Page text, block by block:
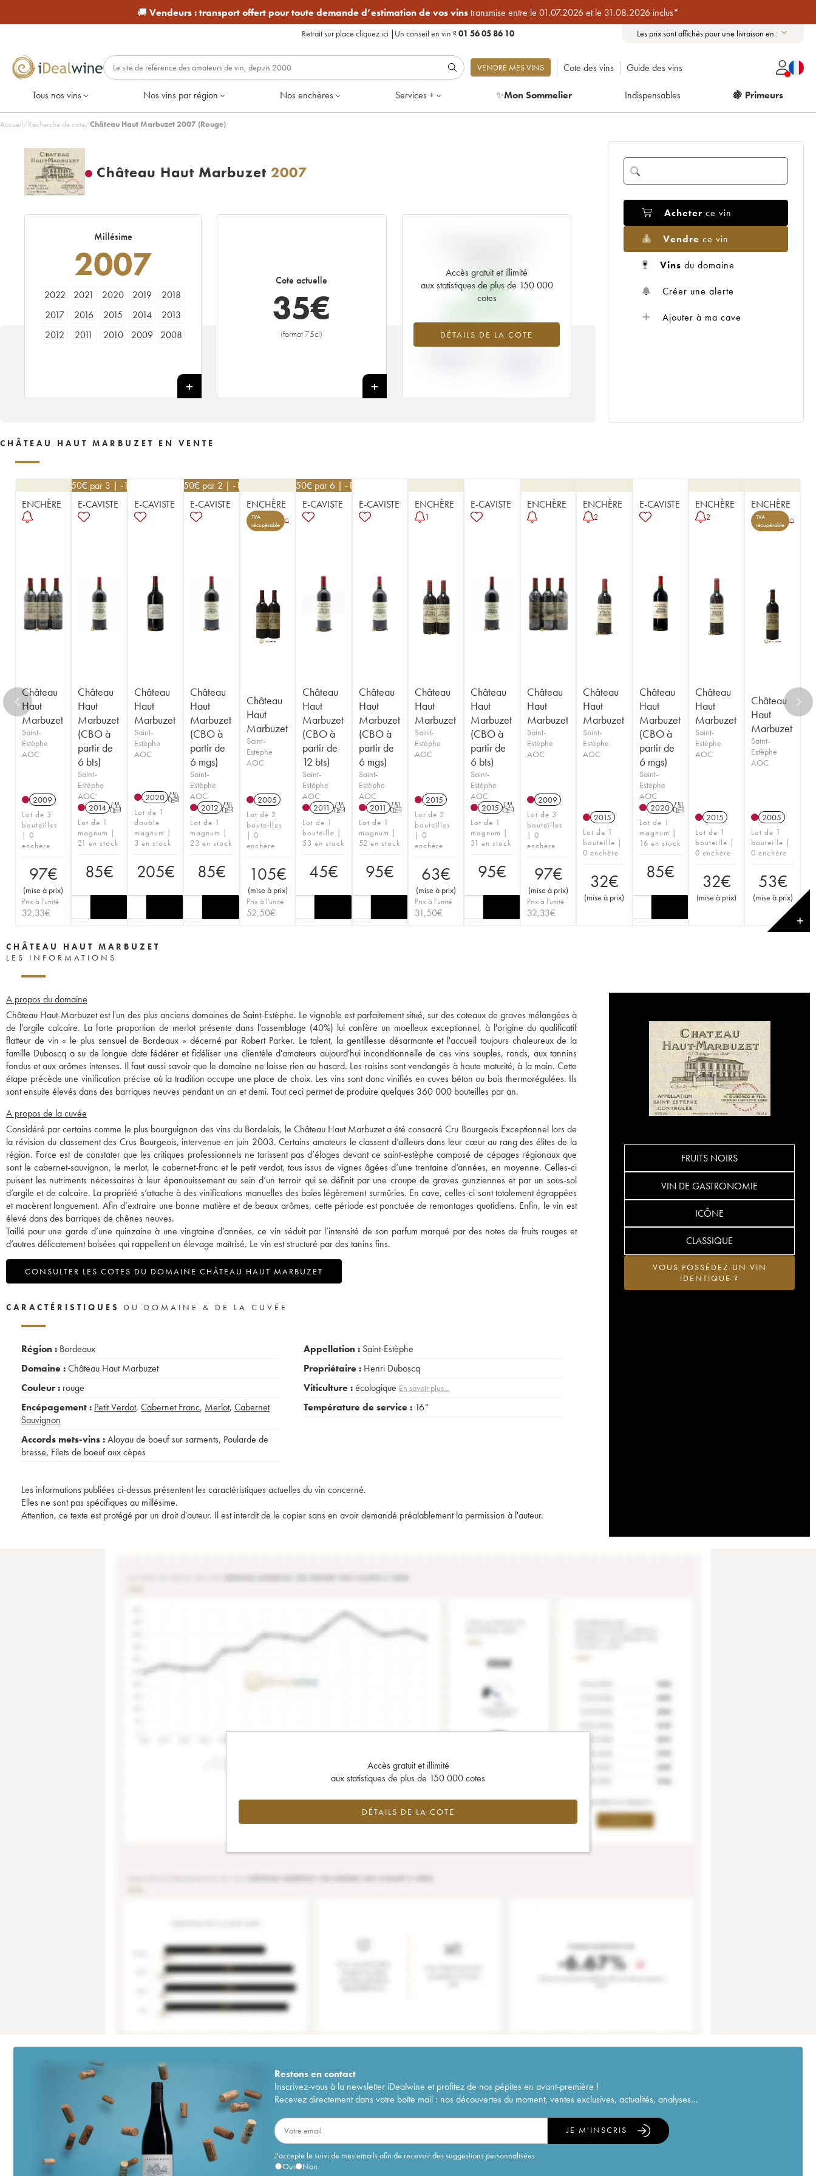
🚚 Vendeurs :transport offert pour toute demande d’estimation de vos vinstransmise entre le 01.07.2026 et le 31.08.2026 inclus*
Retrait sur place cliquez ici | Un conseil en vin ?01 56 05 86 10 Les prix sont affichés pour une livraison en :
VENDRE MES VINS Cote des vins Guide des vins
Tous nos vins Nos vins par région Nos enchères Services + ✨Mon Sommelier Indispensables 🍇 Primeurs
Accueil/Recherche de cote/Château Haut Marbuzet 2007 (Rouge)
Château Haut Marbuzet 2007
Millésime
2007
2022 2021 2020 2019
2018
2017
2016 2015 2014
2013
2012
2011 2010 2009
2008
1998
1997
1996 1995 1994
1993
1972
1971 1970
1965 1962
Cote actuelle
35€
(format 75cl)
+
Accès gratuit et illimité
aux statistiques de plus de 150 000
cotes
DÉTAILS DE LA COTE
32€
+8.13% 0%
Acheter ce vin
Vendre ce vin
Vins du domaine
Créer une alerte
Ajouter à ma cave
CHÂTEAU HAUT MARBUZET EN VENTE
ENCHÈRE
Château
Haut
Marbuzet
Saint-
Estèphe
AOC
2009
Lot de 3
bouteilles
| 0
enchère
97€
(mise à prix)
Prix à l'unité
32,33€
76,50€ par 3 | -10%
E-CAVISTE
Château
Haut
Marbuzet
(CBO à
partir de
6 bts)
Saint-
Estèphe
AOC
2014 T
Lot de 1
magnum |
21 en stock
85€
E-CAVISTE
Château
Haut
Marbuzet
Saint-
Estèphe
AOC
2020 T
Lot de 1
double
magnum |
3 en stock
205€
76,50€ par 2 | -10%
E-CAVISTE
Château
Haut
Marbuzet
(CBO à
partir de
6 mgs)
Saint-
Estèphe
AOC
2012 T
Lot de 1
magnum |
23 en stock
85€
ENCHÈRE
TVA
récupérable
Château
Haut
Marbuzet
Saint-
Estèphe
AOC
2005
Lot de 2
bouteilles
| 0
enchère
105€
(mise à prix)
Prix à l'unité
52,50€
40,50€ par 6 | -10%
E-CAVISTE
Château
Haut
Marbuzet
(CBO à
partir de
12 bts)
Saint-
Estèphe
AOC
2011 T
Lot de 1
bouteille |
53 en stock
45€
E-CAVISTE
Château
Haut
Marbuzet
(CBO à
partir de
6 mgs)
Saint-
Estèphe
AOC
2011 T
Lot de 1
magnum |
52 en stock
95€
ENCHÈRE
1
Château
Haut
Marbuzet
Saint-
Estèphe
AOC
2015
Lot de 2
bouteilles
| 0
enchère
63€
(mise à prix)
Prix à l'unité
31,50€
E-CAVISTE
Château
Haut
Marbuzet
(CBO à
partir de
6 bts)
Saint-
Estèphe
AOC
2015 T
Lot de 1
magnum |
31 en stock
95€
ENCHÈRE
Château
Haut
Marbuzet
Saint-
Estèphe
AOC
2009
Lot de 3
bouteilles
| 0
enchère
97€
(mise à prix)
Prix à l'unité
32,33€
ENCHÈRE
2
Château
Haut
Marbuzet
Saint-
Estèphe
AOC
2015
Lot de 1
bouteille |
0 enchère
32€
(mise à prix)
E-CAVISTE
Château
Haut
Marbuzet
(CBO à
partir de
6 mgs)
Saint-
Estèphe
AOC
2020 T
Lot de 1
magnum |
16 en stock
85€
ENCHÈRE
2
Château
Haut
Marbuzet
Saint-
Estèphe
AOC
2015
Lot de 1
bouteille |
0 enchère
32€
(mise à prix)
ENCHÈRE
TVA
récupérable
Château
Haut
Marbuzet
Saint-
Estèphe
AOC
2005
Lot de 1
bouteille |
0 enchère
53€
(mise à prix)
✕
CHÂTEAU HAUT MARBUZET
LES INFORMATIONS
A propos du domaine
Château Haut-Marbuzet est l'un des plus anciens domaines de Saint-Estèphe. Le vignoble est parfaitement situé, sur des coteaux de graves mélangées à
de l'argile calcaire. La forte proportion de merlot présente dans l'assemblage (40%) lui confère un moelleux exceptionnel, à l'origine du qualificatif
flatteur de vin « le plus sensuel de Bordeaux » décerné par Robert Parker. Le talent, la gentillesse désarmante et l'accueil toujours chaleureux de la
famille Duboscq a su de longue date fédérer et fidéliser une clientèle d'amateurs aujourd'hui inconditionnelle de ces vins souples, ronds, aux tannins
fondus et aux arômes intenses. Il faut aussi savoir que le domaine ne laisse rien au hasard. Les raisins sont vendangés à haute maturité, à la main. Cette
étape précède une vinification précise où la tradition occupe une place de choix. Les vins sont donc vinifiés en cuves béton ou bois thermorégulées. Ils
sont ensuite élevés dans des barriques neuves pendant un an et demi. Tout ceci permet de produire quelques 360 000 bouteilles par an.
A propos de la cuvée
Considéré par certains comme le plus bourguignon des vins du Bordelais, le Château Haut Marbuzet a été consacré Cru Bourgeois Exceptionnel lors de
la révision du classement des Crus Bourgeois, intervenue en juin 2003. Certains amateurs le classent d’ailleurs dans leur cœur au rang des élites de la
région. Force est de constater que les critiques professionnels ne tarissent pas d’éloges devant ce saint-estèphe composé de cépages régionaux que
sont le cabernet-sauvignon, le merlot, le cabernet-franc et le petit verdot, tous issus de vignes âgées d’une trentaine d’années, en moyenne. Celles-ci
puisent les nutriments nécessaires à leur épanouissement au sein d’un terroir qui se définit par une croupe de graves gunziennes et par un sous-sol
d’argile et de calcaire. La propriété s’attache à des vinifications manuelles des baies légèrement surmûries. En cave, celles-ci sont totalement égrappées
et macèrent longuement. Afin d’extraire une bonne matière et de beaux arômes, cette période est ponctuée de remontages quotidiens. Enfin, le vin est
élevé dans des barriques de chênes neuves.
Taillé pour une garde d’une quinzaine à une vingtaine d’années, ce vin séduit par l’intensité de son parfum marqué par des notes de fruits rouges et
d’autres délicatement boisées qui rappellent un élevage maîtrisé. Le vin est structuré par des tanins fins.
CONSULTER LES COTES DU DOMAINE CHÂTEAU HAUT MARBUZET
FRUITS NOIRS
VIN DE GASTRONOMIE
ICÔNE
CLASSIQUE
VOUS POSSÉDEZ UN VIN
IDENTIQUE ?
CARACTÉRISTIQUES DU DOMAINE & DE LA CUVÉE
Région : Bordeaux
Domaine :Château Haut Marbuzet
Couleur : rouge
Encépagement : Petit Verdot, Cabernet Franc, Merlot, Cabernet
Sauvignon
Accords mets-vins :Aloyau de boeuf sur sarments, Poularde de
bresse, Filets de boeuf aux cèpes
Appellation : Saint-Estèphe
Propriétaire : Henri Duboscq
Viticulture :écologique En savoir plus...
Température de service : 16°
Les informations publiées ci-dessus présentent les caractéristiques actuelles du vin concerné.
Elles ne sont pas spécifiques au millésime.
Attention, ce texte est protégé par un droit d'auteur. Il est interdit de le copier sans en avoir demandé préalablement la permission à l'auteur.
Accès gratuit et illimité
aux statistiques de plus de 150 000 cotes
DÉTAILS DE LA COTE
Restons encontact
Inscrivez-vous à la newsletter iDealwine et profitez de nos pépites en avant-première !
Recevez directement dans votre boîte mail : nos découvertes du moment, ventes exclusives, actualités, analyses...
J'accepte le suivi de mes emails afin de recevoir des suggestions personnalisées
Oui
Non
JE M'INSCRIS